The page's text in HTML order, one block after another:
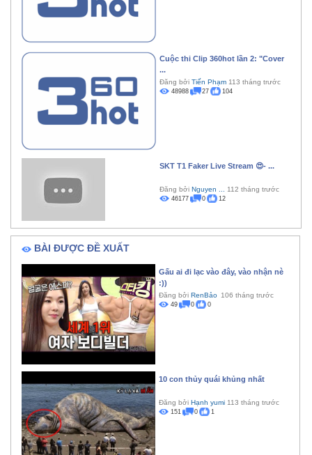
Cuộc thi Clip 360hot lần 2: "Cover
...
Đăng bởi Tiến Phạm 113 tháng trước
48988 27 104
SKT T1 Faker Live Stream 😍- ...
Đăng bởi Nguyen ... 112 tháng trước
46177 0 12
BÀI ĐƯỢC ĐỀ XUẤT
Gấu ai đi lạc vào đây, vào nhận nè
:))
Đăng bởi RenBảo 106 tháng trước
49 0 0
10 con thủy quái khủng nhất
Đăng bởi Hạnh yumi 113 tháng trước
151 0 1